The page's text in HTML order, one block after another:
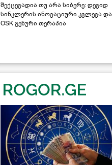
შექცევადია თუ არა სიბერე: დევიდ
სინკლერის ინოვაციური კვლევა და
OSK გენური თერაპია